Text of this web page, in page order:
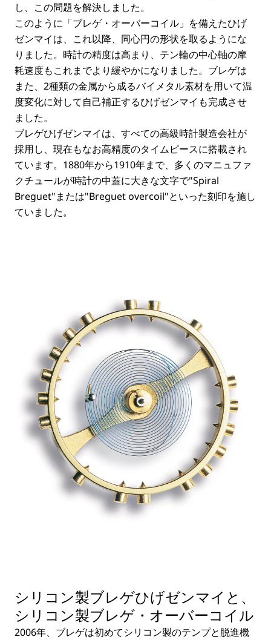
し、この問題を解決しました。
このように「ブレゲ・オーバーコイル」を備えたひげ
ゼンマイは、これ以降、同心円の形状を取るようにな
りました。時計の精度は高まり、テン輪の中心軸の摩
耗速度もこれまでより緩やかになりました。ブレゲは
また、2種類の金属から成るバイメタル素材を用いて温
度変化に対して自己補正するひげゼンマイも完成させ
ました。
ブレゲひげゼンマイは、すべての高級時計製造会社が
採用し、現在もなお高精度のタイムピースに搭載され
ています。1880年から1910年まで、多くのマニュファ
クチュールが時計の中蓋に大きな文字で"Spiral
Breguet"または"Breguet overcoil"といった刻印を施し
ていました。
シリコン製ブレゲひげゼンマイと、
シリコン製ブレゲ・オーバーコイル
2006年、ブレゲは初めてシリコン製のテンプと脱進機